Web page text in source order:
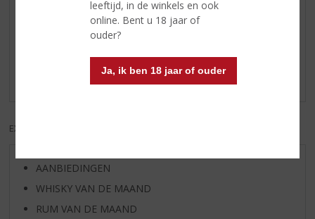
leeftijd, in de winkels en ook
online. Bent u 18 jaar of
ouder?
Ja, ik ben 18 jaar of ouder
Reviews
Schrijf een review
Er zijn nog geen reviews geplaatst voor dit product
EXCL. BTW
AANBIEDINGEN
WHISKY VAN DE MAAND
RUM VAN DE MAAND